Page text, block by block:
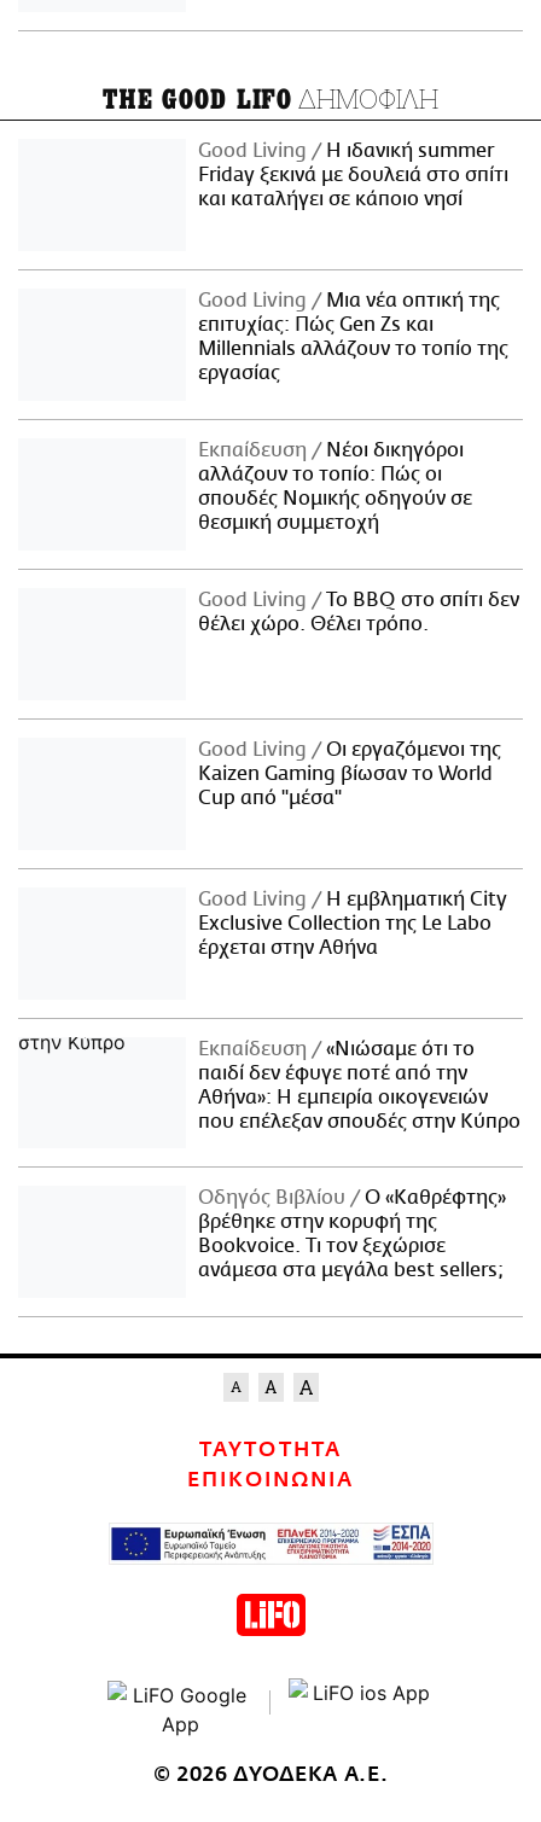
THE GOOD LIFO ΔΗΜΟΦΙΛΗ
Good Living
Η ιδανική summer
Friday ξεκινά με δουλειά στο σπίτι
και καταλήγει σε κάποιο νησί
Good Living
Μια νέα οπτική της
επιτυχίας: Πώς Gen Zs και
Millennials αλλάζουν το τοπίο της
εργασίας
Εκπαίδευση
Νέοι δικηγόροι
αλλάζουν το τοπίο: Πώς οι
σπουδές Νομικής οδηγούν σε
θεσμική συμμετοχή
Good Living
Το BBQ στο σπίτι δεν
θέλει χώρο. Θέλει τρόπο.
Good Living
Οι εργαζόμενοι της
Kaizen Gaming βίωσαν το World
Cup από "μέσα"
Good Living
Η εμβληματική City
Exclusive Collection της Le Labo
έρχεται στην Αθήνα
Εκπαίδευση
«Νιώσαμε ότι το
παιδί δεν έφυγε ποτέ από την
Αθήνα»: Η εμπειρία οικογενειών
που επέλεξαν σπουδές στην Κύπρο
Οδηγός Βιβλίου
Ο «Καθρέφτης»
βρέθηκε στην κορυφή της
Bookvoice. Τι τον ξεχώρισε
ανάμεσα στα μεγάλα best sellers;
ΤΑΥΤΟΤΗΤΑ
ΕΠΙΚΟΙΝΩΝΙΑ
© 2026 ΔΥΟΔΕΚΑ Α.Ε.